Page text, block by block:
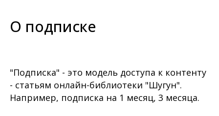
О подписке
"Подписка" - это модель доступа к контенту
- статьям онлайн-библиотеки "Шугун".
Например, подписка на 1 месяц, 3 месяца.